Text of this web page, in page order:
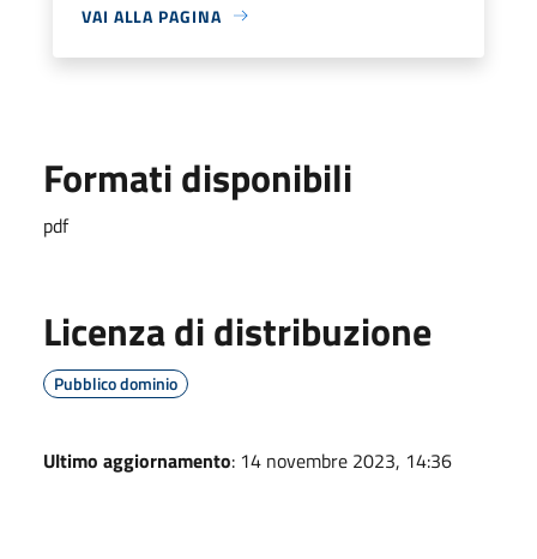
VAI ALLA PAGINA
Formati disponibili
pdf
Licenza di distribuzione
Pubblico dominio
Ultimo aggiornamento: 14 novembre 2023, 14:36